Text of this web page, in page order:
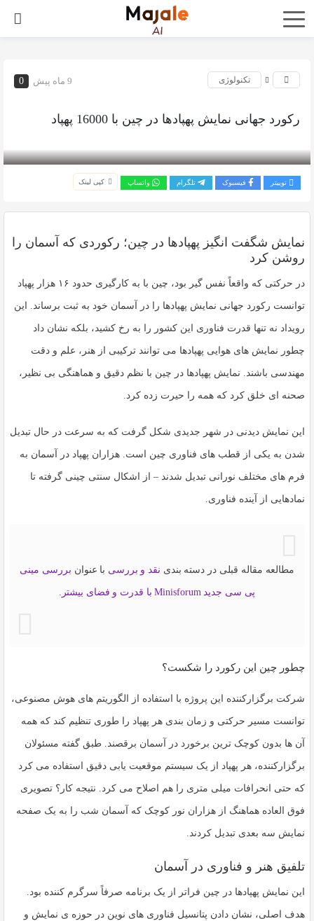
9 ماه پیش 0 تکنولوژی
رکورد جهانی نمایش پهپادها در چین با 16000 پهپاد
توییتر فیسبوک تلگرام واتساپ کپی لینک
نمایش شگفت انگیز پهپادها در چین؛ رکوردی که آسمان را
روشن کرد
در حرکتی که واقعاً نفس گیر بود، چین با به کارگیری حدود ۱۶ هزار پهپاد
توانست رکورد جهانی نمایش پهپادها را در آسمان خود به ثبت برساند. این
رویداد نه تنها قدرت فناوری این کشور را به رخ کشید، بلکه نشان داد
چطور نمایش های هوایی پهپادها می توانند ترکیبی از هنر، علم و دقت
مهندسی باشند. نمایش پهپادها در چین با نظم دقیق و هماهنگی بی نظیر،
صحنه ای خلق کرد که همه را حیرت زده کرد.
این نمایش دیدنی در شهر جدیدی شکل گرفت که به سرعت در حال تبدیل
شدن به یکی از قطب های فناوری چین است. هزاران پهپاد در آسمان به
فرم های مختلف نورانی تبدیل شدند – از اشکال سنتی چینی گرفته تا
نمادهایی از آینده فناوری.
مطالعه مقاله قبلی در دسته بندی نقد و بررسی با عنوان بررسی مینی
پی سی جدید Minisforum با قدرت و فضای بیشتر
چطور چین این رکورد را شکست؟
شرکت برگزارکننده این پروژه با استفاده از الگوریتم های هوش مصنوعی،
توانست مسیر حرکتی و زمان بندی هر پهپاد را طوری تنظیم کند که همه
آن ها بدون کوچک ترین برخورد در آسمان برقصند. طبق گفته مسئولان
برگزارکننده، هر پهپاد از یک سیستم موقعیت یابی دقیق استفاده می کرد
که حتی انحرافات میلی متری را هم اصلاح می کرد. نتیجه کار؟ تصویری
فوق العاده هماهنگ از هزاران نور کوچک که آسمان شب را به یک صفحه
نمایش سه بعدی تبدیل کردند.
تلفیق هنر و فناوری در آسمان
این نمایش پهپادها در چین فراتر از یک برنامه صرفاً سرگرم کننده بود.
هدف اصلی، نشان دادن پتانسیل فناوری های نوین در حوزه ی نمایش و